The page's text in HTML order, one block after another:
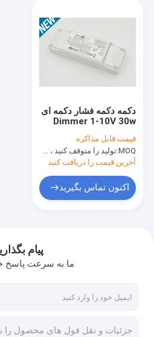
نمایش VR
درباره ما
با ما تماس بگیرید
دکمه دکمه فشار دکمه ای
Dimmer 1-10V 30w
قیمت:قابل مذاکره
MOQ: تولید را متوقف کنید ، موجود نیست
آخرین قیمت را دریافت کنید
اکنون تماس بگیرید
پیام
ما به سرعت پاسخ